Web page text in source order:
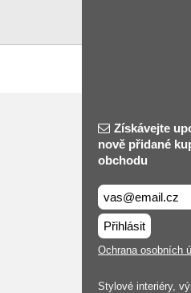
Získávejte
nově přidané
obchodu
Přihlásit
Ochrana osobních
Stylové interiéry,